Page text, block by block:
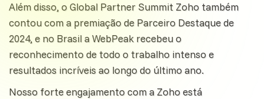
Além disso, o Global Partner Summit Zoho também
contou com a premiação de Parceiro Destaque de
2024, e no Brasil a WebPeak recebeu o
reconhecimento de todo o trabalho intenso e
resultados incríveis ao longo do último ano.
Nosso forte engajamento com a Zoho está